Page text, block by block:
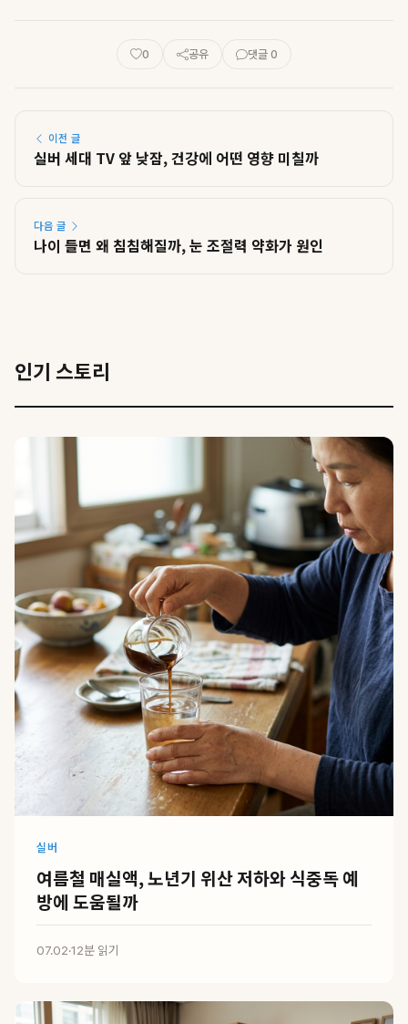
0 공유 댓글 0
이전 글
실버 세대 TV 앞 낮잠, 건강에 어떤 영향 미칠까
다음 글
나이 들면 왜 침침해질까, 눈 조절력 약화가 원인
인기 스토리
실버
여름철 매실액, 노년기 위산 저하와 식중독 예
방에 도움될까
07.02·12분 읽기